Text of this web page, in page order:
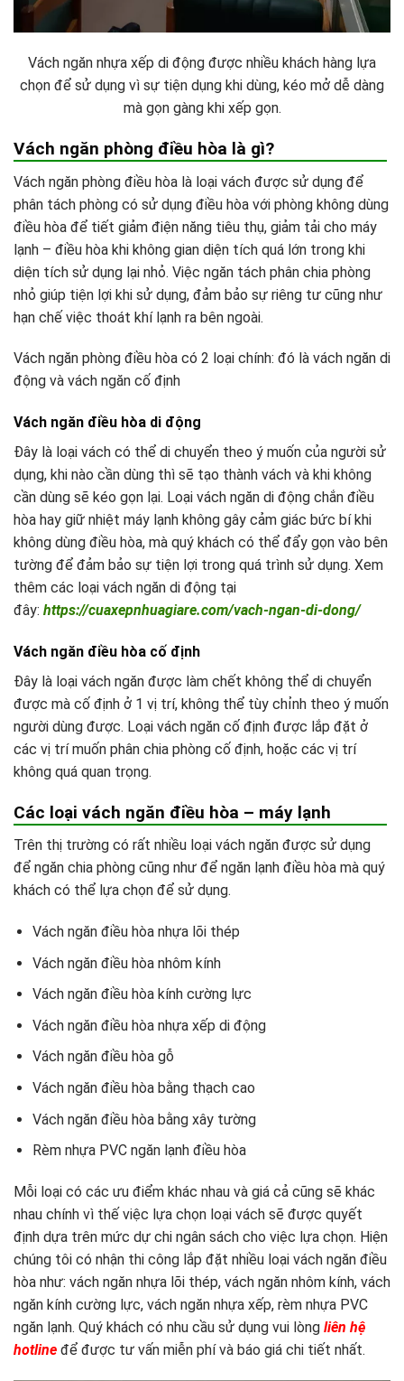
Vách ngăn nhựa xếp di động được nhiều khách hàng lựa
chọn để sử dụng vì sự tiện dụng khi dùng, kéo mở dễ dàng
mà gọn gàng khi xếp gọn.
Vách ngăn phòng điều hòa là gì?
Vách ngăn phòng điều hòa là loại vách được sử dụng để
phân tách phòng có sử dụng điều hòa với phòng không dùng
điều hòa để tiết giảm điện năng tiêu thụ, giảm tải cho máy
lạnh – điều hòa khi không gian diện tích quá lớn trong khi
diện tích sử dụng lại nhỏ. Việc ngăn tách phân chia phòng
nhỏ giúp tiện lợi khi sử dụng, đảm bảo sự riêng tư cũng như
hạn chế việc thoát khí lạnh ra bên ngoài.
Vách ngăn phòng điều hòa có 2 loại chính: đó là vách ngăn di
động và vách ngăn cố định
Vách ngăn điều hòa di động
Đây là loại vách có thể di chuyển theo ý muốn của người sử
dụng, khi nào cần dùng thì sẽ tạo thành vách và khi không
cần dùng sẽ kéo gọn lại. Loại vách ngăn di động chắn điều
hòa hay giữ nhiệt máy lạnh không gây cảm giác bức bí khi
không dùng điều hòa, mà quý khách có thể đẩy gọn vào bên
tường để đảm bảo sự tiện lợi trong quá trình sử dụng. Xem
thêm các loại vách ngăn di động tại
đây: https://cuaxepnhuagiare.com/vach-ngan-di-dong/
Vách ngăn điều hòa cố định
Đây là loại vách ngăn được làm chết không thể di chuyển
được mà cố định ở 1 vị trí, không thể tùy chỉnh theo ý muốn
người dùng được. Loại vách ngăn cố định được lắp đặt ở
các vị trí muốn phân chia phòng cố định, hoặc các vị trí
không quá quan trọng.
Các loại vách ngăn điều hòa – máy lạnh
Trên thị trường có rất nhiều loại vách ngăn được sử dụng
để ngăn chia phòng cũng như để ngăn lạnh điều hòa mà quý
khách có thể lựa chọn để sử dụng.
Vách ngăn điều hòa nhựa lõi thép
Vách ngăn điều hòa nhôm kính
Vách ngăn điều hòa kính cường lực
Vách ngăn điều hòa nhựa xếp di động
Vách ngăn điều hòa gỗ
Vách ngăn điều hòa bằng thạch cao
Vách ngăn điều hòa bằng xây tường
Rèm nhựa PVC ngăn lạnh điều hòa
Mỗi loại có các ưu điểm khác nhau và giá cả cũng sẽ khác
nhau chính vì thế việc lựa chọn loại vách sẽ được quyết
định dựa trên mức dự chi ngân sách cho việc lựa chọn. Hiện
chúng tôi có nhận thi công lắp đặt nhiều loại vách ngăn điều
hòa như: vách ngăn nhựa lõi thép, vách ngăn nhôm kính, vách
ngăn kính cường lực, vách ngăn nhựa xếp, rèm nhựa PVC
ngăn lạnh. Quý khách có nhu cầu sử dụng vui lòng liên hệ
hotline để được tư vấn miễn phí và báo giá chi tiết nhất.